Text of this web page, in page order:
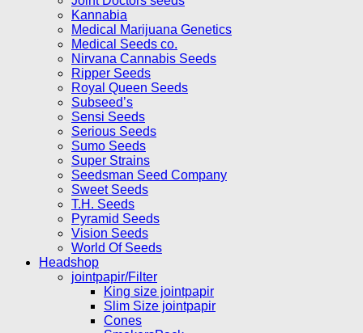
Kannabia
Medical Marijuana Genetics
Medical Seeds co.
Nirvana Cannabis Seeds
Ripper Seeds
Royal Queen Seeds
Subseed’s
Sensi Seeds
Serious Seeds
Sumo Seeds
Super Strains
Seedsman Seed Company
Sweet Seeds
T.H. Seeds
Pyramid Seeds
Vision Seeds
World Of Seeds
Headshop
jointpapir/Filter
King size jointpapir
Slim Size jointpapir
Cones